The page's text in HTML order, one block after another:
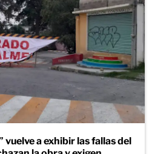
vuelve a exhibir las fallas del